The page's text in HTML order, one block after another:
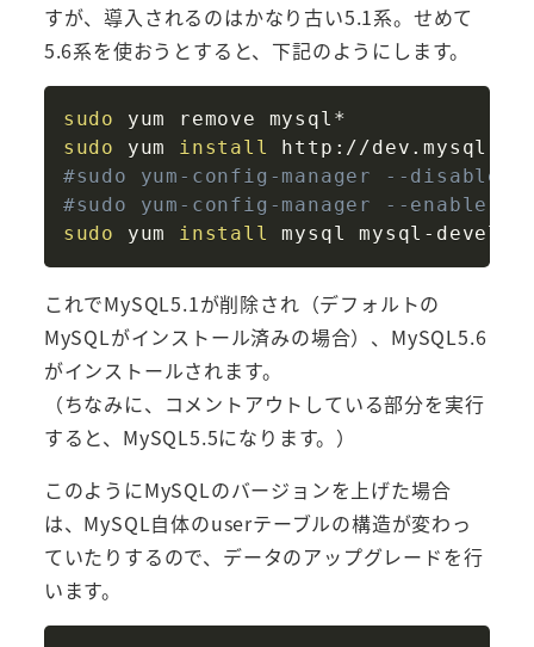
すが、導入されるのはかなり古い5.1系。せめて
5.6系を使おうとすると、下記のようにします。
sudo
sudo
yum
install
#sudo yum-config-manager --disable
#sudo yum-config-manager --enable
sudo
yum install
これでMySQL5.1が削除され（デフォルトの
MySQLがインストール済みの場合）、MySQL5.6
がインストールされます。
（ちなみに、コメントアウトしている部分を実行
すると、MySQL5.5になります。）
このようにMySQLのバージョンを上げた場合
は、MySQL自体のuserテーブルの構造が変わっ
ていたりするので、データのアップグレードを行
います。